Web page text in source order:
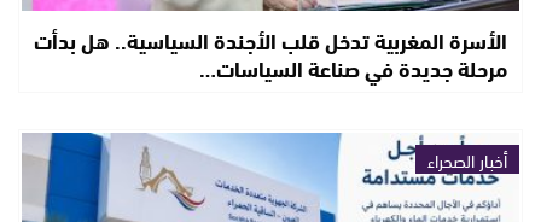
الأسرة المغربية تدخل قلب الأجندة السياسية.. هل بدأت
مرحلة جديدة في صناعة السياسات…
أخبار الصحراء